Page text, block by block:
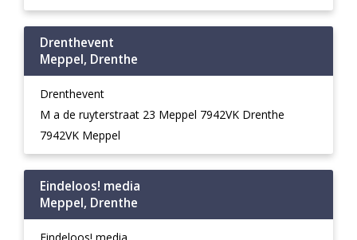
Drenthevent
Meppel, Drenthe
Drenthevent
M a de ruyterstraat 23 Meppel 7942VK Drenthe
7942VK Meppel
Eindeloos! media
Meppel, Drenthe